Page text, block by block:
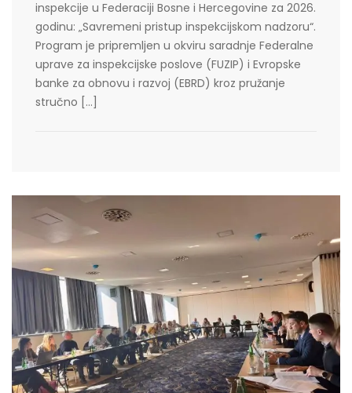
inspekcije u Federaciji Bosne i Hercegovine za 2026.
godinu: „Savremeni pristup inspekcijskom nadzoru“.
Program je pripremljen u okviru saradnje Federalne
uprave za inspekcijske poslove (FUZIP) i Evropske
banke za obnovu i razvoj (EBRD) kroz pružanje
stručno […]